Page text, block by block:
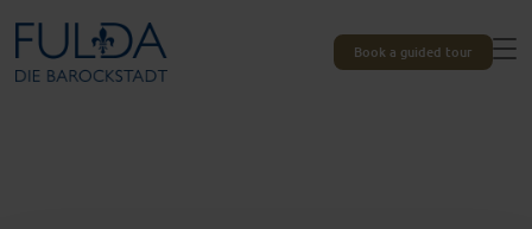
Book a guided tour